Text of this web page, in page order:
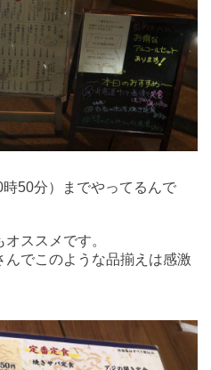
50分）までやってるんで
ススメです。
でこのような品揃えは感激